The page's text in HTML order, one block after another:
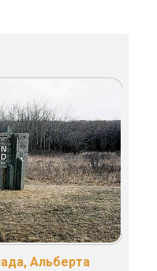
Альберта